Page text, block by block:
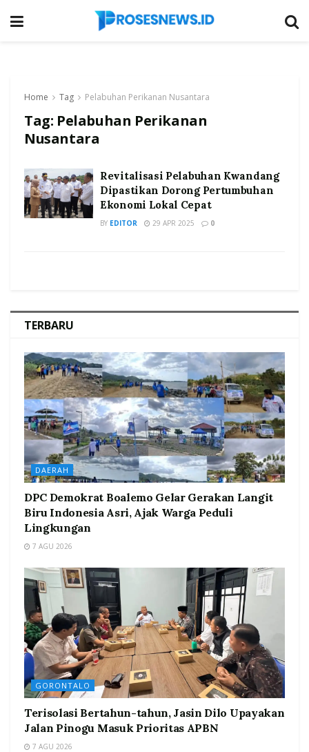
Home Tag Pelabuhan Perikanan Nusantara
Tag: Pelabuhan Perikanan
Nusantara
Revitalisasi Pelabuhan Kwandang
Dipastikan Dorong Pertumbuhan
Ekonomi Lokal Cepat
BY EDITOR 29 APR 2025 0
TERBARU
DAERAH
DPC Demokrat Boalemo Gelar Gerakan Langit
Biru Indonesia Asri, Ajak Warga Peduli
Lingkungan
7 AGU 2026
GORONTALO
Terisolasi Bertahun-tahun, Jasin Dilo Upayakan
Jalan Pinogu Masuk Prioritas APBN
7 AGU 2026